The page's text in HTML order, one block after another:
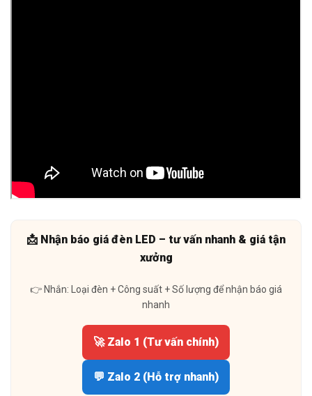
📩 Nhận báo giá đèn LED – tư vấn nhanh & giá tận
xưởng
👉 Nhắn: Loại đèn + Công suất + Số lượng để nhận báo giá
nhanh
🚀 Zalo 1 (Tư vấn chính)
💬 Zalo 2 (Hỗ trợ nhanh)